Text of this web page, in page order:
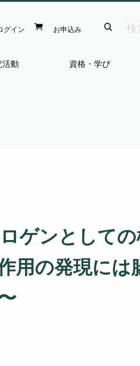
グイン お申込み
動 資格・学び
ゲンとして
用の発現には